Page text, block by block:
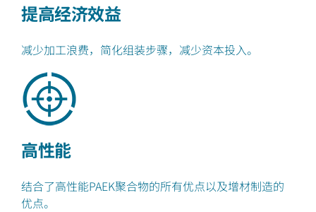
提高经济效益
减少加工浪费，简化组装步骤，减少资本投入。
高性能
结合了高性能PAEK聚合物的所有优点以及增材制造的
优点。